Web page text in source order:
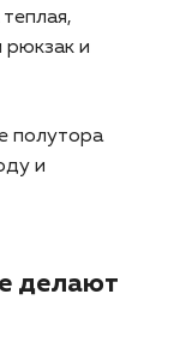
рюкзак и
полутора
и
делают